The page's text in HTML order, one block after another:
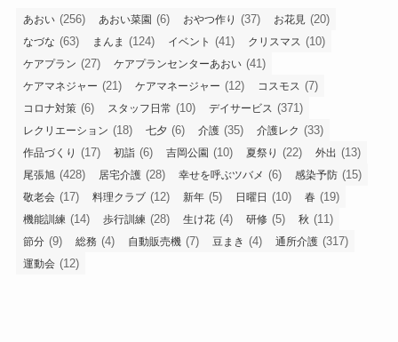
あおい (256) あおい菜園 (6) おやつ作り (37) お花見 (20)
なづな (63) まんま (124) イベント (41) クリスマス (10)
ケアプラン (27) ケアプランセンターあおい (41)
ケアマネジャー (21) ケアマネージャー (12) コスモス (7)
コロナ対策 (6) スタッフ日常 (10) デイサービス (371)
レクリエーション (18) 七夕 (6) 介護 (35) 介護レク (33)
作品づくり (17) 初詣 (6) 吉岡公園 (10) 夏祭り (22) 外出 (13)
尾張旭 (428) 居宅介護 (28) 幸せを呼ぶツバメ (6) 感染予防 (15)
敬老会 (17) 料理クラブ (12) 新年 (5) 日曜日 (10) 春 (19)
機能訓練 (14) 歩行訓練 (28) 生け花 (4) 研修 (5) 秋 (11)
節分 (9) 総務 (4) 自動販売機 (7) 豆まき (4) 通所介護 (317)
運動会 (12)